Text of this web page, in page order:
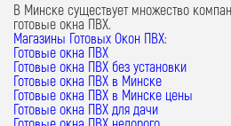
В Минске существует множество
готовые окна ПВХ.
Магазины Готовых Окон ПВХ:
Готовые окна ПВХ
Готовые окна ПВХ без установки
Готовые окна ПВХ в Минске
Готовые окна ПВХ в Минске цены
Готовые окна ПВХ для дачи